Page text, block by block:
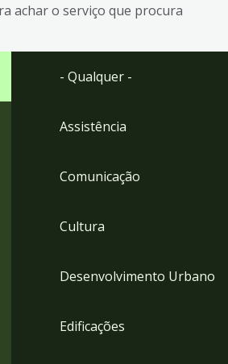
achar o serviço que procura
- Qualquer -
Assistência
Comunicação
Cultura
Desenvolvimento Urbano
Edificações